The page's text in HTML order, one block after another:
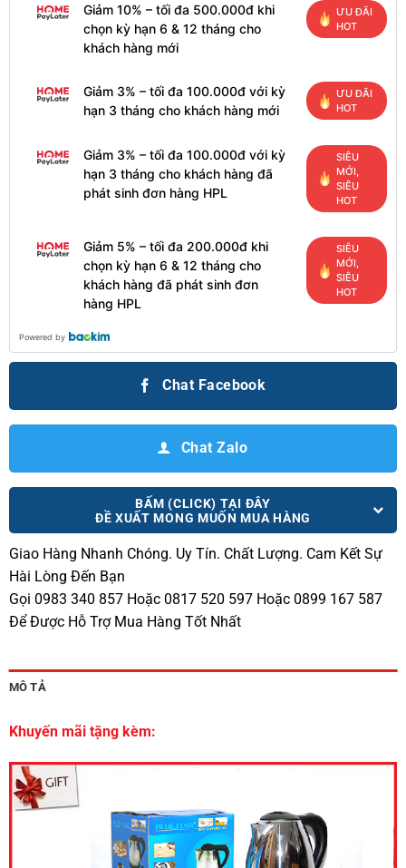
Giảm 10% – tối đa 500.000đ khi
chọn kỳ hạn 6 & 12 tháng cho
khách hàng mới
ƯU ĐÃI
HOT
Giảm 3% – tối đa 100.000đ với kỳ
hạn 3 tháng cho khách hàng mới
ƯU ĐÃI
HOT
Giảm 3% – tối đa 100.000đ với kỳ
hạn 3 tháng cho khách hàng đã
phát sinh đơn hàng HPL
SIÊU
MỚI,
SIÊU
HOT
Giảm 5% – tối đa 200.000đ khi
chọn kỳ hạn 6 & 12 tháng cho
khách hàng đã phát sinh đơn
hàng HPL
SIÊU
MỚI,
SIÊU
HOT
Powered by
Chat Facebook
Chat Zalo
BẤM (CLICK) TẠI ĐÂY
ĐỀ XUẤT MONG MUỐN MUA HÀNG
Giao Hàng Nhanh Chóng. Uy Tín. Chất Lượng. Cam Kết Sự
Hài Lòng Đến Bạn
Gọi 0983 340 857 Hoặc 0817 520 597 Hoặc 0899 167 587
Để Được Hỗ Trợ Mua Hàng Tốt Nhất
MÔ TẢ
Khuyến mãi tặng kèm: